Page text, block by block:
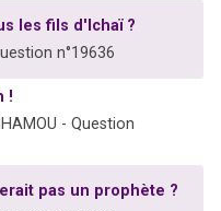
les fils d'Ichaï ?
n°19636
!
- Question
pas un prophète ?